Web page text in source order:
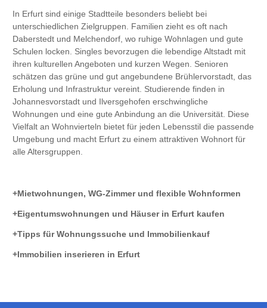
In Erfurt sind einige Stadtteile besonders beliebt bei
unterschiedlichen Zielgruppen. Familien zieht es oft nach
Daberstedt und Melchendorf, wo ruhige Wohnlagen und gute
Schulen locken. Singles bevorzugen die lebendige Altstadt mit
ihren kulturellen Angeboten und kurzen Wegen. Senioren
schätzen das grüne und gut angebundene Brühlervorstadt, das
Erholung und Infrastruktur vereint. Studierende finden in
Johannesvorstadt und Ilversgehofen erschwingliche
Wohnungen und eine gute Anbindung an die Universität. Diese
Vielfalt an Wohnvierteln bietet für jeden Lebensstil die passende
Umgebung und macht Erfurt zu einem attraktiven Wohnort für
alle Altersgruppen.
Mietwohnungen, WG-Zimmer und flexible Wohnformen
Eigentumswohnungen und Häuser in Erfurt kaufen
Tipps für Wohnungssuche und Immobilienkauf
Immobilien inserieren in Erfurt